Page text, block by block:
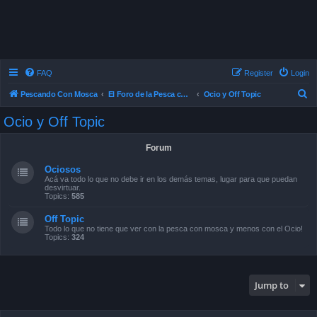
FAQ Login
Register
Pescando Con Mosca El Foro de la Pesca con Mosca en Chile Ocio y Off Topic
Ocio y Off Topic
Forum
Ociosos
Acá va todo lo que no debe ir en los demás temas, lugar para que puedan
desvirtuar.
Topics: 585
Off Topic
Todo lo que no tiene que ver con la pesca con mosca y menos con el Ocio!
Topics: 324
Jump to